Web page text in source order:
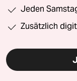
Jeden
Zusätzlich